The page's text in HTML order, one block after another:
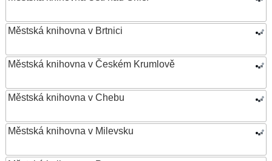
Městská knihovna v Brtnici
Městská knihovna v Českém Krumlově
Městská knihovna v Chebu
Městská knihovna v Milevsku